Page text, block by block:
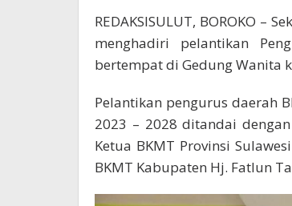
REDAKSISULUT, BOROKO –
menghadiri pelantikan
bertempat di Gedung Wanita
Pelantikan pengurus daerah
2023 – 2028 ditandai
Ketua BKMT Provinsi
BKMT Kabupaten Hj. Fatlun